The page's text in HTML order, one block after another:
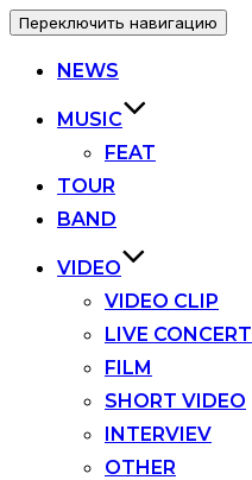
Переключить навигацию
NEWS
MUSIC
FEAT
TOUR
BAND
VIDEO
VIDEO CLIP
LIVE CONCERT
FILM
SHORT VIDEO
INTERVIEV
OTHER